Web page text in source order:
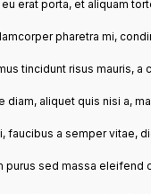
erat porta, et aliquam
pharetra mi,
tincidunt risus mauris, a
diam, aliquet quis nisi a,
faucibus a semper vitae,
purus sed massa eleifend